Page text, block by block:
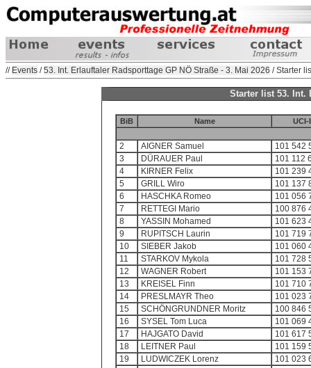
// Events /53. Int. Erlauftaler Radsporttage GP NÖ Straße - 3. Mai 2026 / Starter
Starter list 53. Int.
BiB Name UCI-
2 AIGNER Samuel
101 542
3
DÜRAUER Paul
101 112
4
KIRNER Felix
101 239
5
GRILL Wiro
101 137
6
HASCHKA Romeo
101 056
7
RETTEGI Mario
100 876
8
YASSIN Mohamed
101 623
9
RUPITSCH Laurin
101 719
10
SIEBER Jakob
101 060
11
STARKOV Mykola
101 728
12
WAGNER Robert
101 153
13
KREISEL Finn
101 710
14
PRESLMAYR Theo
101 023
15
SCHÖNGRUNDNER Moritz
100 846
16
SYSEL Tom Luca
101 069
17
HAJGATO David
101 617
18
LEITNER Paul
101 159
19
LUDWICZEK Lorenz
101 023